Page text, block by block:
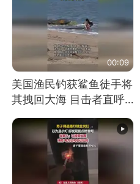
00:09
美国渔民钓获鲨鱼徒手将
其拽回大海 目击者直呼
消息）